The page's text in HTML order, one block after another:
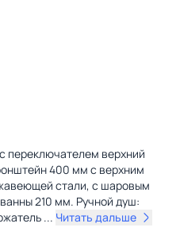
переключателем верхний
400 мм с верхним
стали, с шаровым
210 мм. Ручной душ:
... Читать дальше